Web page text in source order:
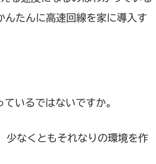
たんに高速回線を家に導入す
いるではないですか。
少なくともそれなりの環境を作